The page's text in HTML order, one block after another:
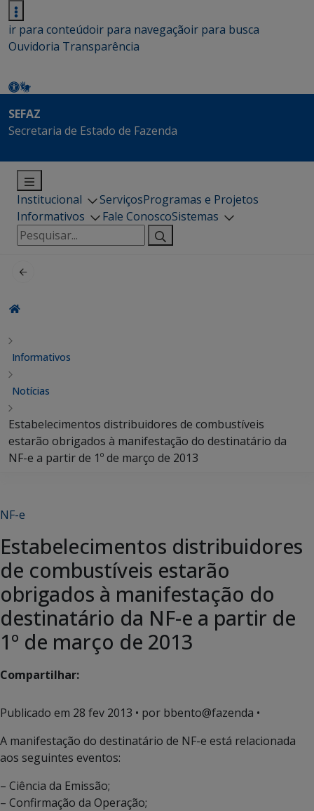
ir para conteúdoir para navegaçãoir para busca
Ouvidoria Transparência
SEFAZ
Secretaria de Estado de Fazenda
Institucional ServiçosProgramas e Projetos
Informativos
Fale ConoscoSistemas
Pesquisar
por:
Informativos
Notícias
Estabelecimentos distribuidores de combustíveis
estarão obrigados à manifestação do destinatário da
NF-e a partir de 1º de março de 2013
NF-e
Estabelecimentos distribuidores
de combustíveis estarão
obrigados à manifestação do
destinatário da NF-e a partir de
1º de março de 2013
Compartilhar:
Publicado em 28 fev 2013 • por bbento@fazenda •
A manifestação do destinatário de NF-e está relacionada
aos seguintes eventos:
– Ciência da Emissão;
– Confirmação da Operação;